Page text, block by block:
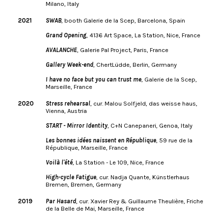
Milano, Italy
2021 SWAB, booth Galerie de la Scep, Barcelona, Spain
Grand Opening, 4136 Art Space, La Station, Nice, France
AVALANCHE, Galerie Pal Project, Paris, France
Gallery Week-end, ChertLüdde, Berlin, Germany
I have no face but you can trust me, Galerie de la Scep,
Marseille, France
2020 Stress rehearsal, cur. Malou Solfjeld, das weisse haus,
Vienna, Austria
START - Mirror Identity, C+N Canepaneri, Genoa, Italy
Les bonnes idées naissent en République, 59 rue de la
République, Marseille, France
Voilà l'été, La Station - Le 109, Nice, France
High-cycle Fatigue, cur. Nadja Quante, Künstlerhaus
Bremen, Bremen, Germany
2019 Par Hasard, cur. Xavier Rey & Guillaume Theulière, Friche
de la Belle de Mai, Marseille, France